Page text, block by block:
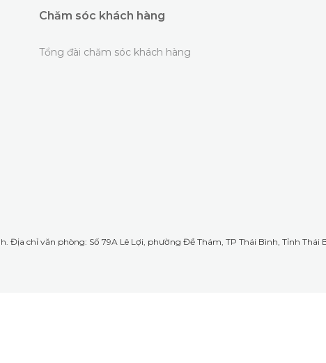
Chăm sóc khách hàng
Tổng đài chăm sóc khách hàng
Địa chỉ văn phòng: Số 79A Lê Lợi, phường Đề Thám, TP Thái Bình, Tỉnh